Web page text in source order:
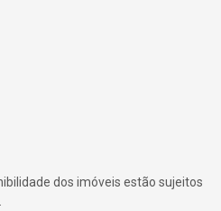
dos imóveis estão sujeitos